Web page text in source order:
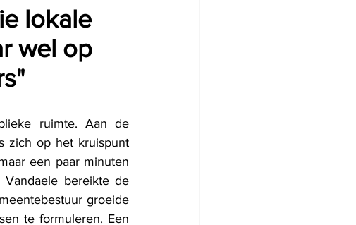
lokale
wel op
ruimte. Aan de
zich op het kruispunt
een paar minuten
Vandaele bereikte de
groeide
te formuleren. Een